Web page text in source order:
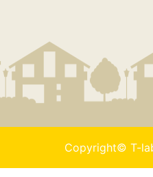
Copyright© T-